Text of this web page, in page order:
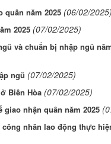
quân năm 2025 (06/02/2025)
2025 (07/02/2025)
và chuẩn bị nhập ngũ
ngũ (07/02/2025)
Biên Hòa (07/02/2025)
nhận quân năm 2025
nhân lao động thực